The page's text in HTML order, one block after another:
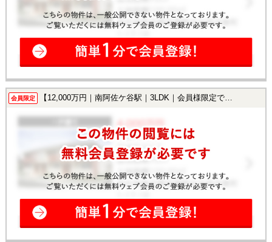
会員限定 【12,000万円｜南阿佐ケ谷駅｜3LDK｜会員様限定で公開中！】